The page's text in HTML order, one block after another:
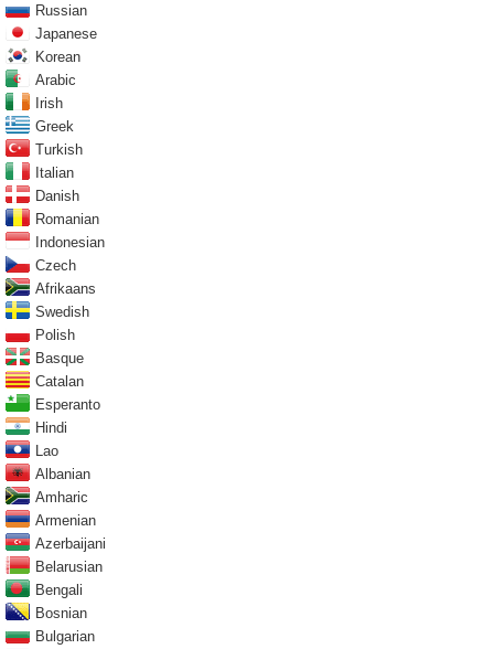
Russian
Japanese
Korean
Arabic
Irish
Greek
Turkish
Italian
Danish
Romanian
Indonesian
Czech
Afrikaans
Swedish
Polish
Basque
Catalan
Esperanto
Hindi
Lao
Albanian
Amharic
Armenian
Azerbaijani
Belarusian
Bengali
Bosnian
Bulgarian